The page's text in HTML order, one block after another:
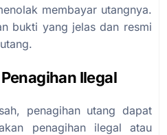
membayar utangnya.
bukti yang jelas dan resmi
Ilegal
penagihan utang dapat
penagihan ilegal atau